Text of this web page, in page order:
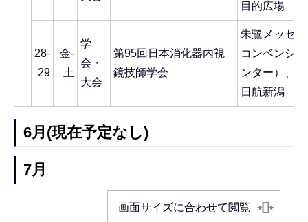
目的広場
28-
29
金-
土
学
会・
大会
第95回日本消化器内視
鏡技師学会
朱鷺メッセ
コンベンシ
ンター）、
日航新潟
6月(現在予定なし)
7月
画面サイズに合わせて閲覧